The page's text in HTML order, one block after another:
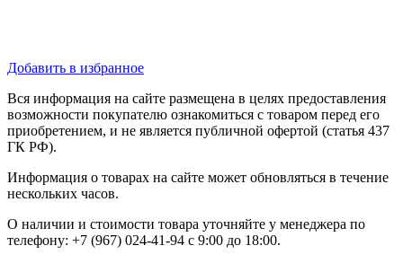
Добавить в избранное
Вся информация на сайте размещена в целях предоставления
возможности покупателю ознакомиться с товаром перед его
приобретением, и не является публичной офертой (статья 437
ГК РФ).
Информация о товарах на сайте может обновляться в течение
нескольких часов.
О наличии и стоимости товара уточняйте у менеджера по
телефону: +7 (967) 024-41-94 с 9:00 до 18:00.